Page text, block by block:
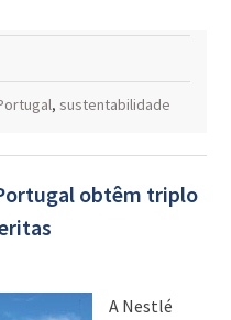
, sustentabilidade
obtêm triplo
A Nestlé